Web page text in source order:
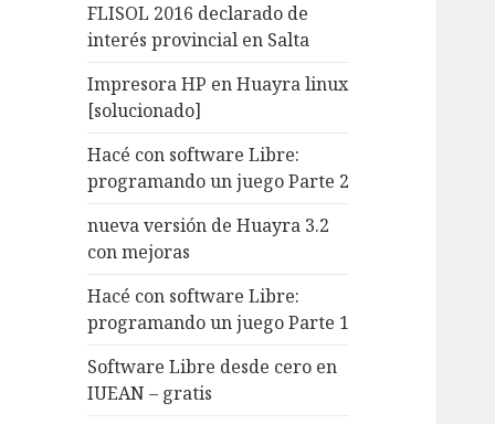
FLISOL 2016 declarado de
interés provincial en Salta
Impresora HP en Huayra linux
[solucionado]
Hacé con software Libre:
programando un juego Parte 2
nueva versión de Huayra 3.2
con mejoras
Hacé con software Libre:
programando un juego Parte 1
Software Libre desde cero en
IUEAN – gratis